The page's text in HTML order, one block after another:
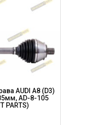
AUDI A8 (D3)
AD-8-105
PARTS)